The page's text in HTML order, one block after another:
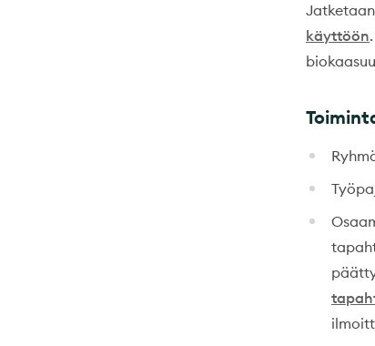
käyttöön